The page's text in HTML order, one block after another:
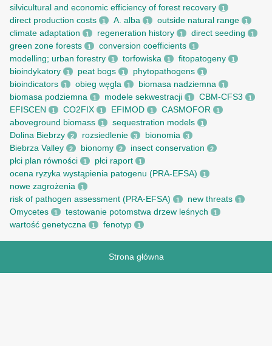
silvicultural and economic efficiency of forest recovery 1
direct production costs 1 A. alba 1 outside natural range 1
climate adaptation 1 regeneration history 1 direct seeding 1
green zone forests 1 conversion coefficients 1
modelling; urban forestry 1 torfowiska 1 fitopatogeny 1
bioindykatory 1 peat bogs 1 phytopathogens 1
bioindicators 1 obieg węgla 1 biomasa nadziemna 1
biomasa podziemna 1 modele sekwestracji 1 CBM-CFS3 1
EFISCEN 1 CO2FIX 1 EFIMOD 1 CASMOFOR 1
aboveground biomass 1 sequestration models 1
Dolina Biebrzy 2 rozsiedlenie 3 bionomia 3
Biebrza Valley 2 bionomy 2 insect conservation 2
płci plan równości 1 płci raport 1
ocena ryzyka wystąpienia patogenu (PRA-EFSA) 1
nowe zagrożenia 1
risk of pathogen assessment (PRA-EFSA) 1 new threats 1
Omycetes 1 testowanie potomstwa drzew leśnych 1
wartość genetyczna 1 fenotyp 1
Strona główna